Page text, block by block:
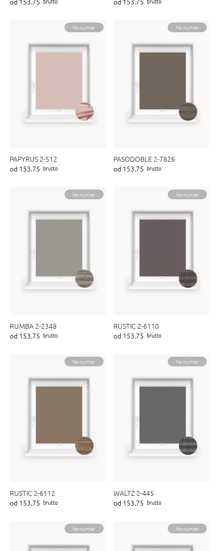
Na wymiar
PAPYRUS 2-512
od 153.75 brutto
Na wymiar
PASODOBLE 2-7826
od 153.75 brutto
Na wymiar
RUMBA 2-2348
od 153.75 brutto
Na wymiar
RUSTIC 2-6110
od 153.75 brutto
Na wymiar
RUSTIC 2-6112
od 153.75 brutto
Na wymiar
WALTZ 2-445
od 153.75 brutto
Na wymiar Na wymiar
zwijana MZN